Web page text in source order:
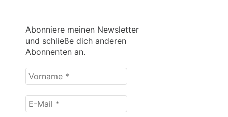
Abonniere meinen Newsletter
und schließe dich anderen
Abonnenten an.
Vorname
*
E-
Mail